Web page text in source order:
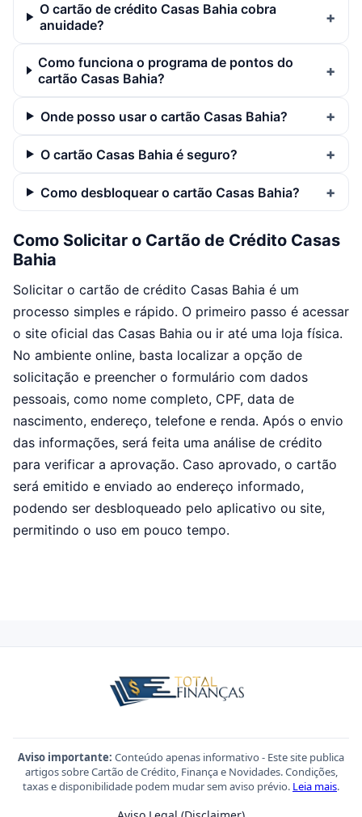
O cartão de crédito Casas Bahia cobra
anuidade?
Como funciona o programa de pontos do
cartão Casas Bahia?
Onde posso usar o cartão Casas Bahia?
O cartão Casas Bahia é seguro?
Como desbloquear o cartão Casas Bahia?
Como Solicitar o Cartão de Crédito Casas
Bahia
Solicitar o cartão de crédito Casas Bahia é um
processo simples e rápido. O primeiro passo é acessar
o site oficial das Casas Bahia ou ir até uma loja física.
No ambiente online, basta localizar a opção de
solicitação e preencher o formulário com dados
pessoais, como nome completo, CPF, data de
nascimento, endereço, telefone e renda. Após o envio
das informações, será feita uma análise de crédito
para verificar a aprovação. Caso aprovado, o cartão
será emitido e enviado ao endereço informado,
podendo ser desbloqueado pelo aplicativo ou site,
permitindo o uso em pouco tempo.
Aviso importante: Conteúdo apenas informativo - Este site publica
artigos sobre Cartão de Crédito, Finança e Novidades. Condições,
taxas e disponibilidade podem mudar sem aviso prévio. Leia mais.